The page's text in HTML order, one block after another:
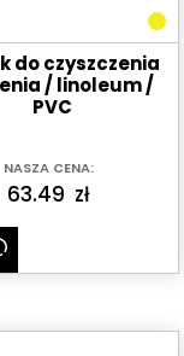
do czyszczenia
/ linoleum /
PVC
NASZA CENA:
63.49 zł